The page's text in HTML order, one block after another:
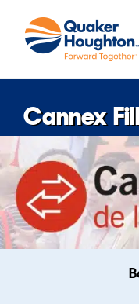
content
Cannex